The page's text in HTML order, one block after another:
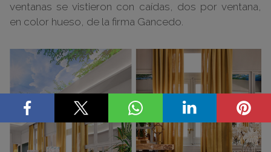
ventanas se vistieron con caídas, dos por ventana,
en color hueso, de la firma Gancedo.